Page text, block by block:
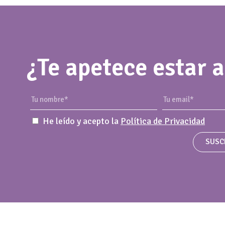
¿Te apetece estar
He leído y acepto la Política de Privacidad